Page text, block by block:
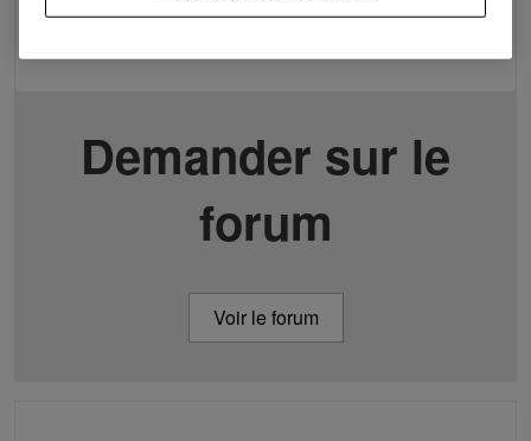
Demander sur le
forum
Voir le forum